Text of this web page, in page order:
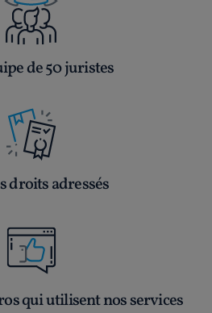
de 50 juristes
droits adressés
qui utilisent nos services